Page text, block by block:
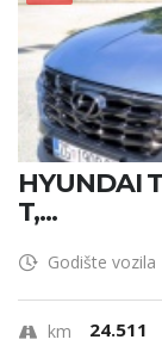
HYUNDAI
T,...
Godište vozila
km 24.511